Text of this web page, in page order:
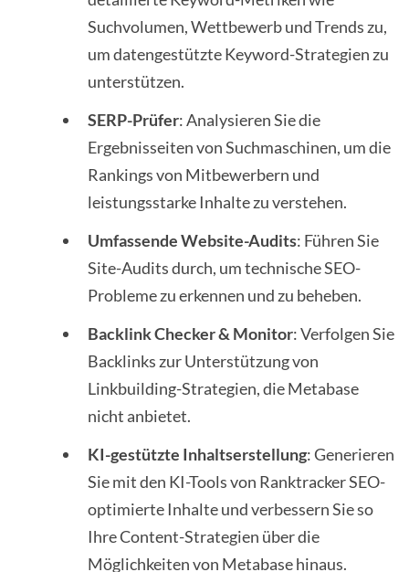
Suchvolumen, Wettbewerb und Trends zu,
um datengestützte Keyword-Strategien zu
unterstützen.
SERP-Prüfer: Analysieren Sie die
Ergebnisseiten von Suchmaschinen, um die
Rankings von Mitbewerbern und
leistungsstarke Inhalte zu verstehen.
Umfassende Website-Audits: Führen Sie
Site-Audits durch, um technische SEO-
Probleme zu erkennen und zu beheben.
Backlink Checker & Monitor: Verfolgen Sie
Backlinks zur Unterstützung von
Linkbuilding-Strategien, die Metabase
nicht anbietet.
KI-gestützte Inhaltserstellung: Generieren
Sie mit den KI-Tools von Ranktracker SEO-
optimierte Inhalte und verbessern Sie so
Ihre Content-Strategien über die
Möglichkeiten von Metabase hinaus.